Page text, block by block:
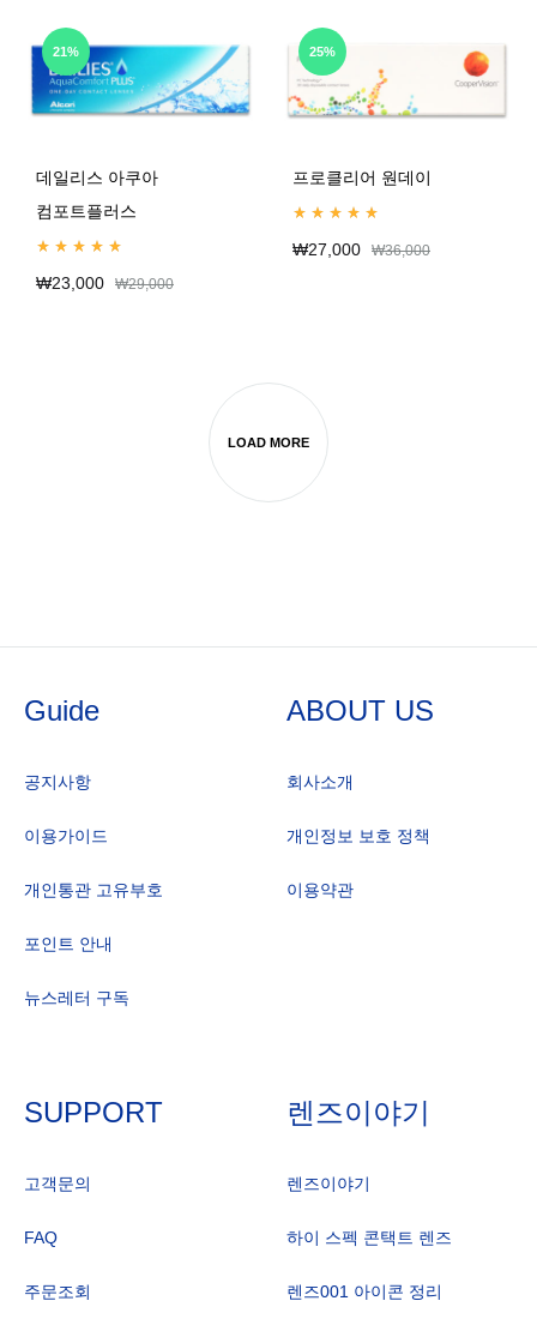
21%
데일리스 아쿠아
컴포트플러스
₩23,000 ₩29,000
25%
프로클리어 원데이
₩27,000 ₩36,000
LOAD MORE
Guide
공지사항
이용가이드
개인통관 고유부호
포인트 안내
뉴스레터 구독
ABOUT US
회사소개
개인정보 보호 정책
이용약관
SUPPORT
고객문의
FAQ
주문조회
렌즈이야기
렌즈이야기
하이 스펙 콘택트 렌즈
렌즈001 아이콘 정리